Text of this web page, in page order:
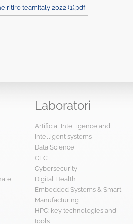
ritiro teamitaly 2022 (1).pdf
Laboratori
Artificial Intelligence and
Intelligent systems
Data Science
CFC
Cybersecurity
Digital Health
Embedded Systems & Smart
Manufacturing
HPC: key technologies and
tools